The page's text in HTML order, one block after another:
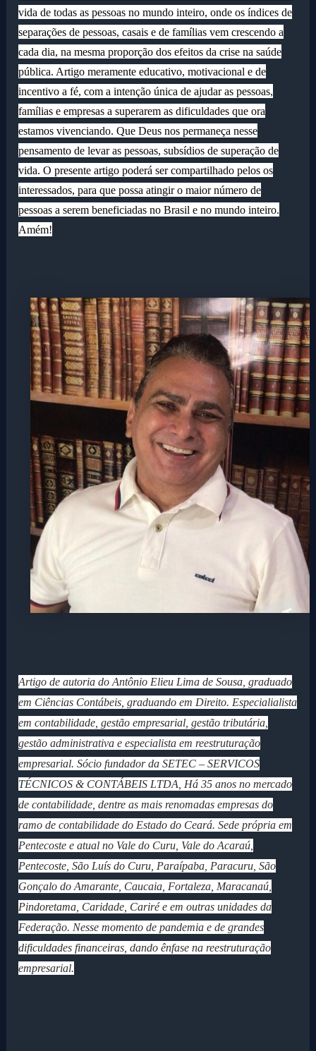
vida de todas as pessoas no mundo inteiro, onde os índices de
separações de pessoas, casais e de famílias vem crescendo a
cada dia, na mesma proporção dos efeitos da crise na saúde
pública. Artigo meramente educativo, motivacional e de
incentivo a fé, com a intenção única de ajudar as pessoas,
famílias e empresas a superarem as dificuldades que ora
estamos vivenciando. Que Deus nos permaneça nesse
pensamento de levar as pessoas, subsídios de superação de
vida. O presente artigo poderá ser compartilhado pelos os
interessados, para que possa atingir o maior número de
pessoas a serem beneficiadas no Brasil e no mundo inteiro.
Amém!
Artigo de autoria do Antônio Elieu Lima de Sousa, graduado
em Ciências Contábeis, graduando em Direito. Especialialista
em contabilidade, gestão empresarial, gestão tributária,
gestão administrativa e especialista em reestruturação
empresarial. Sócio fundador da SETEC – SERVICOS
TÉCNICOS & CONTÁBEIS LTDA, Há 35 anos no mercado
de contabilidade, dentre as mais renomadas empresas do
ramo de contabilidade do Estado do Ceará. Sede própria em
Pentecoste e atual no Vale do Curu, Vale do Acaraú,
Pentecoste, São Luís do Curu, Paraípaba, Paracuru, São
Gonçalo do Amarante, Caucaia, Fortaleza, Maracanaú,
Pindoretama, Caridade, Cariré e em outras unidades da
Federação. Nesse momento de pandemia e de grandes
dificuldades financeiras, dando ênfase na reestruturação
empresarial.